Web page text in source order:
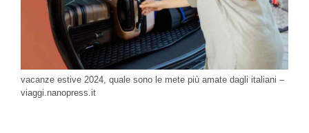
vacanze estive 2024, quale sono le mete più amate dagli italiani –
viaggi.nanopress.it